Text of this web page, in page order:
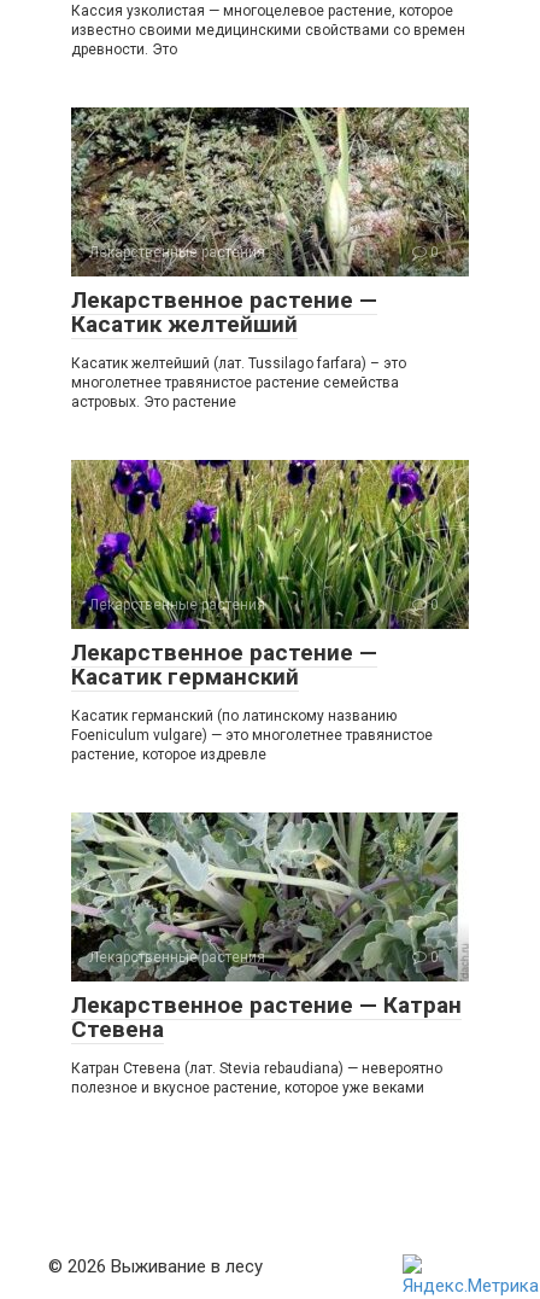
Кассия узколистая — многоцелевое растение, которое
известно своими медицинскими свойствами со времен
древности. Это
Лекарственные растения 0
Лекарственное растение —
Касатик желтейший
Касатик желтейший (лат. Tussilago farfara) – это
многолетнее травянистое растение семейства
астровых. Это растение
Лекарственные растения 0
Лекарственное растение —
Касатик германский
Касатик германский (по латинскому названию
Foeniculum vulgare) — это многолетнее травянистое
растение, которое издревле
Лекарственные растения 0
Лекарственное растение — Катран
Стевена
Катран Стевена (лат. Stevia rebaudiana) — невероятно
полезное и вкусное растение, которое уже веками
© 2026 Выживание в лесу